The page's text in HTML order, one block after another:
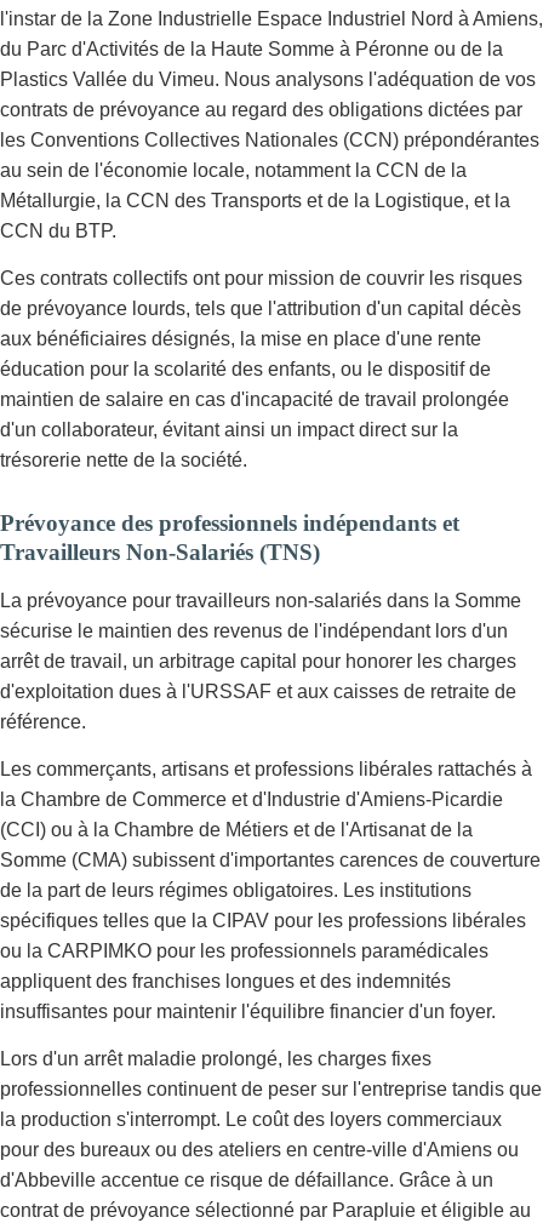
l'instar de la Zone Industrielle Espace Industriel Nord à Amiens,
du Parc d'Activités de la Haute Somme à Péronne ou de la
Plastics Vallée du Vimeu. Nous analysons l'adéquation de vos
contrats de prévoyance au regard des obligations dictées par
les Conventions Collectives Nationales (CCN) prépondérantes
au sein de l'économie locale, notamment la CCN de la
Métallurgie, la CCN des Transports et de la Logistique, et la
CCN du BTP.
Ces contrats collectifs ont pour mission de couvrir les risques
de prévoyance lourds, tels que l'attribution d'un capital décès
aux bénéficiaires désignés, la mise en place d'une rente
éducation pour la scolarité des enfants, ou le dispositif de
maintien de salaire en cas d'incapacité de travail prolongée
d'un collaborateur, évitant ainsi un impact direct sur la
trésorerie nette de la société.
Prévoyance des professionnels indépendants et
Travailleurs Non-Salariés (TNS)
La prévoyance pour travailleurs non-salariés dans la Somme
sécurise le maintien des revenus de l'indépendant lors d'un
arrêt de travail, un arbitrage capital pour honorer les charges
d'exploitation dues à l'URSSAF et aux caisses de retraite de
référence.
Les commerçants, artisans et professions libérales rattachés à
la Chambre de Commerce et d'Industrie d'Amiens-Picardie
(CCI) ou à la Chambre de Métiers et de l'Artisanat de la
Somme (CMA) subissent d'importantes carences de couverture
de la part de leurs régimes obligatoires. Les institutions
spécifiques telles que la CIPAV pour les professions libérales
ou la CARPIMKO pour les professionnels paramédicales
appliquent des franchises longues et des indemnités
insuffisantes pour maintenir l'équilibre financier d'un foyer.
Lors d'un arrêt maladie prolongé, les charges fixes
professionnelles continuent de peser sur l'entreprise tandis que
la production s'interrompt. Le coût des loyers commerciaux
pour des bureaux ou des ateliers en centre-ville d'Amiens ou
d'Abbeville accentue ce risque de défaillance. Grâce à un
contrat de prévoyance sélectionné par Parapluie et éligible au